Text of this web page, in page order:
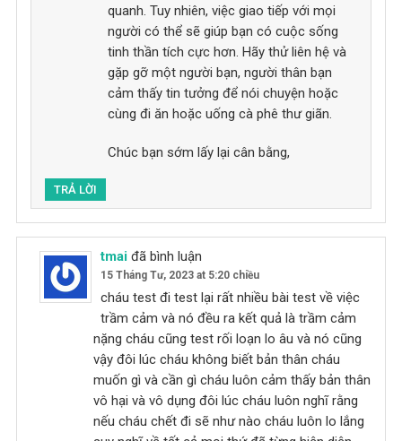
quanh. Tuy nhiên, việc giao tiếp với mọi
người có thể sẽ giúp bạn có cuộc sống
tinh thần tích cực hơn. Hãy thử liên hệ và
gặp gỡ một người bạn, người thân bạn
cảm thấy tin tưởng để nói chuyện hoặc
cùng đi ăn hoặc uống cà phê thư giãn.
Chúc bạn sớm lấy lại cân bằng,
TRẢ LỜI
tmai đã bình luận
15 Tháng Tư, 2023 at 5:20 chiều
cháu test đi test lại rất nhiều bài test về việc
trầm cảm và nó đều ra kết quả là trầm cảm
nặng cháu cũng test rối loạn lo âu và nó cũng
vậy đôi lúc cháu không biết bản thân cháu
muốn gì và cần gì cháu luôn cảm thấy bản thân
vô hại và vô dụng đôi lúc cháu luôn nghĩ rằng
nếu cháu chết đi sẽ như nào cháu luôn lo lắng